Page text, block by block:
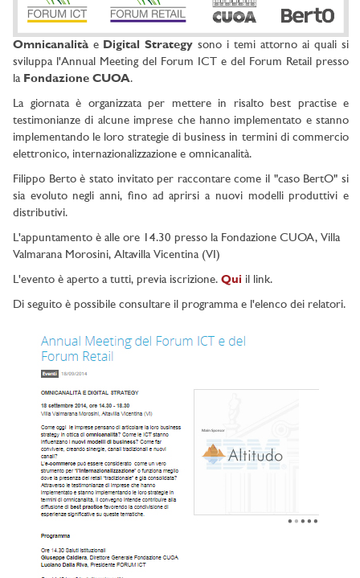
Omnicanalità e Digital Strategy sono i temi attorno ai quali si
sviluppa l'Annual Meeting del Forum ICT e del Forum Retail presso
la Fondazione CUOA.
La giornata è organizzata per mettere in risalto best practise e
testimonianze di alcune imprese che hanno implementato e stanno
implementando le loro strategie di business in termini di commercio
elettronico, internazionalizzazione e omnicanalità.
Filippo Berto è stato invitato per raccontare come il "caso BertO" si
sia evoluto negli anni, fino ad aprirsi a nuovi modelli produttivi e
distributivi.
L'appuntamento è alle ore 14.30 presso la Fondazione CUOA, Villa
Valmarana Morosini, Altavilla Vicentina (VI)
L'evento è aperto a tutti, previa iscrizione. Qui il link.
Di seguito è possibile consultare il programma e l'elenco dei relatori.